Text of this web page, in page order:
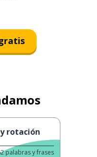
rotación
palabras y frases